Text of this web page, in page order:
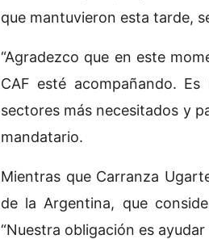
que mantuvieron esta tarde,
“Agradezco que en este
CAF esté acompañando.
sectores más necesitados y
mandatario.
Mientras que Carranza
de la Argentina, que
“Nuestra obligación es